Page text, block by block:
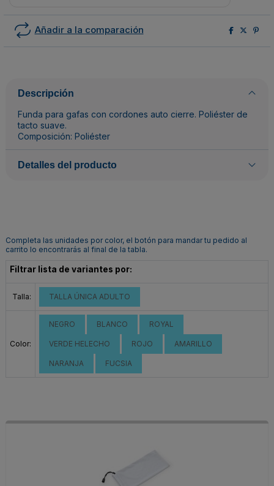
Añadir a la comparación
Descripción
Funda para gafas con cordones auto cierre. Poliéster de
tacto suave.
Composición: Poliéster
Detalles del producto
Completa las unidades por color, el botón para mandar tu pedido al
carrito lo encontrarás al final de la tabla.
Filtrar lista de variantes por:
Talla: TALLA ÚNICA ADULTO
Color:
NEGRO BLANCO ROYAL
VERDE HELECHO ROJO AMARILLO
NARANJA FUCSIA